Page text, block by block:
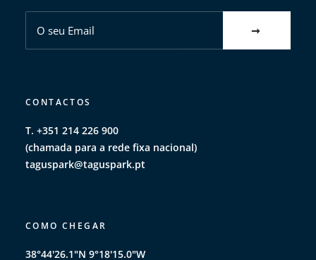
CONTACTOS
T. +351 214 226 900
(chamada para a rede fixa nacional)
taguspark@taguspark.pt
COMO CHEGAR
38°44'26.1"N 9°18'15.0"W